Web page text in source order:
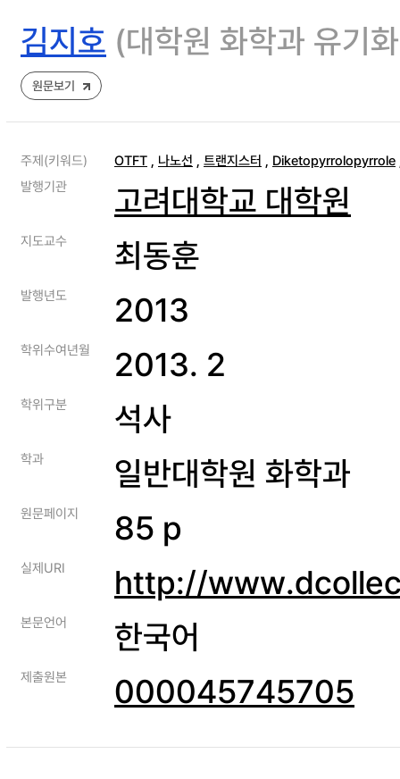
김지호 (대학원 화학과 유기
원문보기
주제(키워드) OTFT , 나노선 , 트랜지스터 , Diketopyrrolopyrrole
발행기관
고려대학교 대학원
지도교수 최동훈
발행년도 2013
학위수여년월 2013. 2
학위구분 석사
학과 일반대학원 화학과
원문페이지 85 p
실제URI http://
본문언어 한국어
제출원본 000045745705